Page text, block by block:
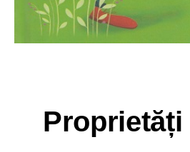
Proprietăți